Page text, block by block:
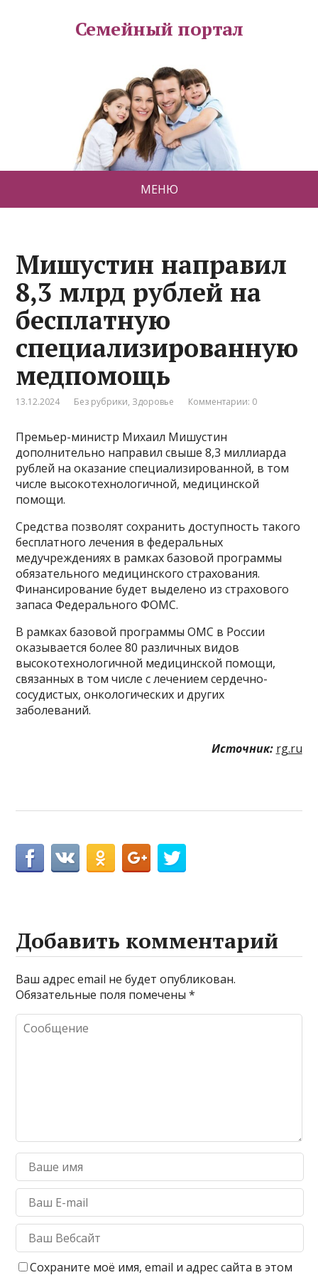
Семейный портал
МЕНЮ
Мишустин направил
8,3 млрд рублей на
бесплатную
специализированную
медпомощь
13.12.2024 Без рубрики, Здоровье Комментарии: 0
Премьер-министр Михаил Мишустин
дополнительно направил свыше 8,3 миллиарда
рублей на оказание специализированной, в том
числе высокотехнологичной, медицинской
помощи.
Средства позволят сохранить доступность такого
бесплатного лечения в федеральных
медучреждениях в рамках базовой программы
обязательного медицинского страхования.
Финансирование будет выделено из страхового
запаса Федерального ФОМС.
В рамках базовой программы ОМС в России
оказывается более 80 различных видов
высокотехнологичной медицинской помощи,
связанных в том числе с лечением сердечно-
сосудистых, онкологических и других
заболеваний.
Источник: rg.ru
Добавить комментарий
Ваш адрес email не будет опубликован.
Обязательные поля помечены*
Сохраните моё имя, email и адрес сайта в этом